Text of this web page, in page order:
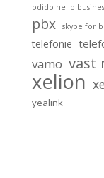
odido hello
pbx skype for
telefonie
vamo vast
xelion
yealink